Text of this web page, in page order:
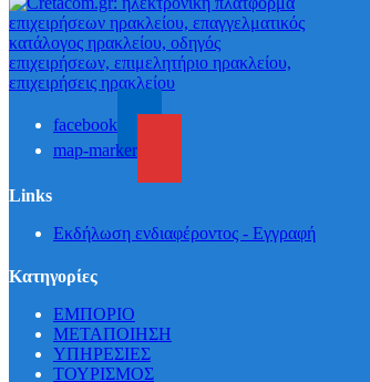
facebook
map-marker
Links
Εκδήλωση ενδιαφέροντος - Εγγραφή
Κατηγορίες
ΕΜΠΟΡΙΟ
ΜΕΤΑΠΟΙΗΣΗ
ΥΠΗΡΕΣΙΕΣ
ΤΟΥΡΙΣΜΟΣ